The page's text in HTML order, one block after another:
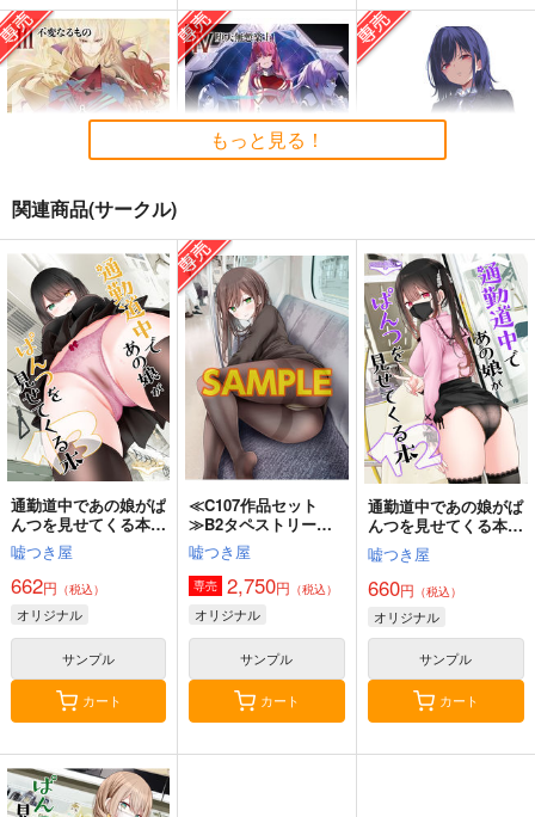
黒白のアヴェスター 3
神座万象・第十四機
関
専売 2,178円 （税込）
オリジナル
サンプル
カート
黒白のアヴェスター 4
神座万象・第十四機
関
専売 3,144円（税込）
オリジナル
サンプル
カート
≪C108作品セット
≫B2タペストリー
【サークル：アニマル
マシーン】
アニマルマシーン
専売 2,750円（税込）
オリジナル
サンプル
カート
黒白のアヴェスター 2
もっと見る！
関連商品(サークル)
通勤道中であの娘がぱ
んつを見せてくる本
13
嘘つき屋
662円 （税込）
オリジナル
サンプル
カート
≪C107作品セット
≫B2タペストリー
【サークル：嘘つき
屋】 TYPE-C
嘘つき屋
専売 2,750円 （税込）
オリジナル
サンプル
カート
通勤道中であの娘がぱ
んつを見せてくる本
12.
嘘つき屋
660円 （税込）
オリジナル
サンプル
カート